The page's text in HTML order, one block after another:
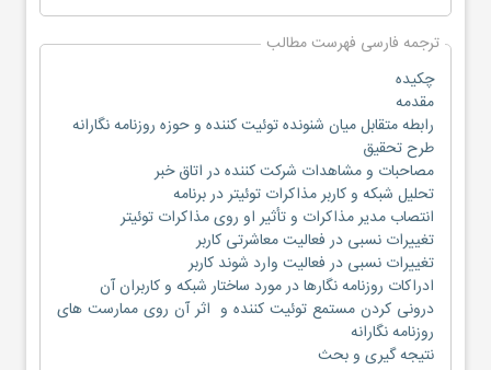
ترجمه فارسی فهرست مطالب
چکیده
مقدمه
رابطه متقابل میان شنونده توئیت کننده و حوزه روزنامه نگارانه
طرح تحقیق
مصاحبات و مشاهدات شرکت کننده در اتاق خبر
تحلیل شبکه و کاربر مذاکرات توئیتر در برنامه
انتصاب مدیر مذاکرات و تأثیر او روی مذاکرات توئیتر
تغییرات نسبی در فعالیت معاشرتی کاربر
تغییرات نسبی در فعالیت وارد شوند کاربر
ادراکات روزنامه نگارها در مورد ساختار شبکه و کاربران آن
درونی کردن مستمع توئیت کننده و اثر آن روی ممارست های
روزنامه نگارانه
نتیجه گیری و بحث